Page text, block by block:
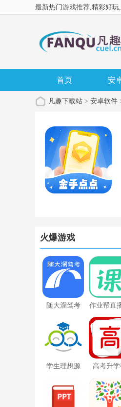
最新热门游戏推荐,精彩好玩
首页 安
凡趣下载站 > 安卓软件
火爆游戏
随大溜驾考 作业帮直
下载app
学生理想源
最新版
高考升